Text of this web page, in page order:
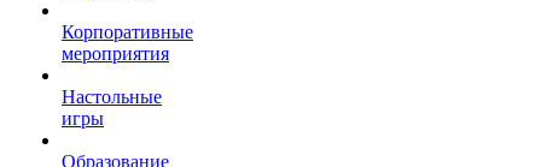
Корпоративные
мероприятия
Настольные
игры
Образование